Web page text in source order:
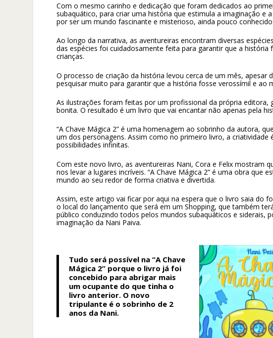
Com o mesmo carinho e dedicação que foram dedicados ao
subaquático, para criar uma história que estimula a imaginação e
por ser um mundo fascinante e misterioso, ainda pouco
Ao longo da narrativa, as aventureiras encontram diversas
das espécies foi cuidadosamente feita para garantir que a
crianças.
O processo de criação da história levou cerca de um mês,
pesquisar muito para garantir que a história fosse verossímil e ao
As ilustrações foram feitas por um profissional da própria
bonita. O resultado é um livro que vai encantar não apenas pela
“A Chave Mágica 2” é uma homenagem ao sobrinho da autora,
um dos personagens. Assim como no primeiro livro, a
possibilidades infinitas.
Com este novo livro, as aventureiras Nani, Cora e Felix mostram
nos levar a lugares incríveis. “A Chave Mágica 2” é uma obra que
mundo ao seu redor de forma criativa e divertida.
Assim, este artigo vai ficar por aqui na espera que o livro saia do
o local do lançamento que será em um Shopping, que também
público conduzindo todos pelos mundos subaquáticos e siderais,
imaginação da Nani Paiva.
Tudo será possível na “A Chave
Mágica 2” porque o livro já foi
concebido para abrigar mais
um ocupante do que tinha o
livro anterior. O novo
tripulante é o sobrinho de 2
anos da Nani.